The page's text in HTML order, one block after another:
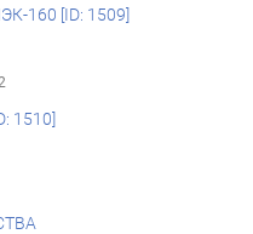
160 [ID: 1509]
1510]